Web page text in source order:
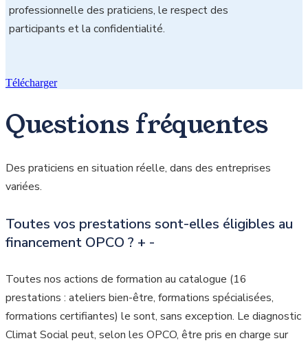
professionnelle des praticiens, le respect des
participants et la confidentialité.
Télécharger
Questions fréquentes
Des praticiens en situation réelle, dans des entreprises
variées.
Toutes vos prestations sont-elles éligibles au
financement OPCO ? + -
Toutes nos actions de formation au catalogue (16
prestations : ateliers bien-être, formations spécialisées,
formations certifiantes) le sont, sans exception. Le diagnostic
Climat Social peut, selon les OPCO, être pris en charge sur